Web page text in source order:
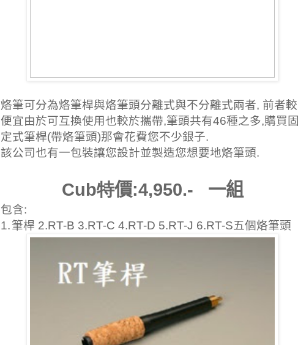
烙筆可分為烙筆桿與烙筆頭分離式與不分離式兩者, 前者較
便宜由於可互換使用也較於攜帶,筆頭共有46種之多,購買固
定式筆桿(帶烙筆頭)那會花費您不少銀子.
該公司也有一包裝讓您設計並製造您想要地烙筆頭.
Cub特價:4,950.- 一組
包含:
1.筆桿 2.RT-B 3.RT-C 4.RT-D 5.RT-J 6.RT-S五個烙筆頭